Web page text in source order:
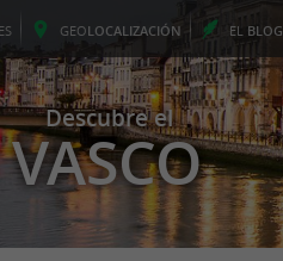
GEOLOCALIZACIÓN EL BLOG
Descubre el